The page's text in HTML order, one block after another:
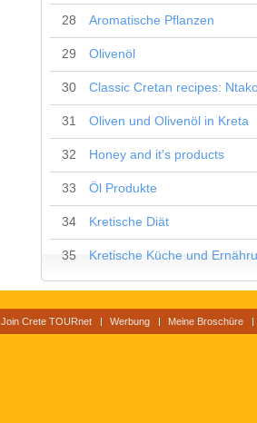
28 Aromatische Pflanzen
29 Olivenöl
30 Classic Cretan recipes:
31 Oliven und Olivenöl in Kreta
32 Honey and it's products
33 Öl Produkte
34 Kretische Diät
35 Kretische Küche und
Join Crete TOURnet Werbung Meine Broschüre